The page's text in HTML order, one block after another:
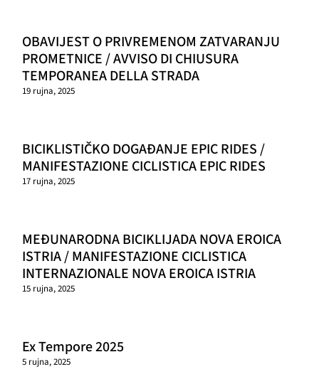
OBAVIJEST O PRIVREMENOM ZATVARANJU
PROMETNICE / AVVISO DI CHIUSURA
TEMPORANEA DELLA STRADA
19 rujna, 2025
BICIKLISTIČKO DOGAĐANJE EPIC RIDES /
MANIFESTAZIONE CICLISTICA EPIC RIDES
17 rujna, 2025
MEĐUNARODNA BICIKLIJADA NOVA EROICA
ISTRIA / MANIFESTAZIONE CICLISTICA
INTERNAZIONALE NOVA EROICA ISTRIA
15 rujna, 2025
Ex Tempore 2025
5 rujna, 2025